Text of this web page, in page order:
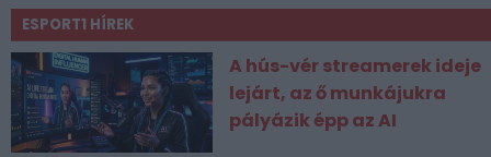
ESPORT1 HÍREK
A hús-vér streamerek ideje
lejárt, az ő munkájukra
pályázik épp az AI